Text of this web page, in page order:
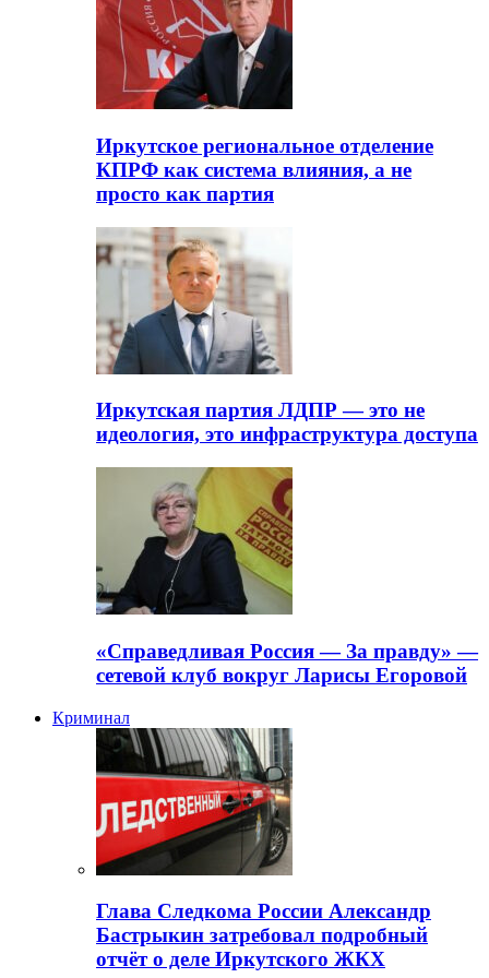
Иркутское региональное отделение
КПРФ как система влияния, а не
просто как партия
Иркутская партия ЛДПР — это не
идеология, это инфраструктура доступа
«Справедливая Россия — За правду» —
сетевой клуб вокруг Ларисы Егоровой
Криминал
Глава Следкома России Александр
Бастрыкин затребовал подробный
отчёт о деле Иркутского ЖКХ